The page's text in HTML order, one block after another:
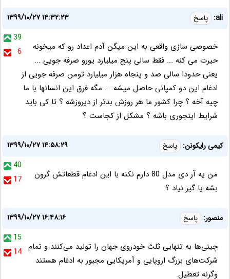
ali: پاسخ
۱۳۹۹/۱۰/۲۷ ۱۴:۳۲:۲۳
39
6
خصوصی سازی واقعی به این میگن آدم اعداد رو که میخونه
حیرت می کنه ... فقط سالی پنج میلیارد یورو صرفه جویی ...
یعنی حدودا سالی صد و پنجاه هزار میلیارد تومن صرفه جویی از
ادغام این دو کمپانی حاصل میشه ... مگه فرق این انسانها با ما
چیه آخه ؟ چرا کشور ما هر روزش بدتر از دیروزشه ؟ تا کی باید
شرایط اینجوری باشه ؟ مشکل از کجاست ؟
کیمی رایکونن: پاسخ
۱۳۹۹/۱۰/۲۷ ۱۴:۵۸:۲۹
40
17
من یه آر دی مدل 80 دارم نکنه با این ادغام قطعاتش گرون
بشه یا گیر نیاد ؟
منصور: پاسخ
۱۳۹۹/۱۰/۲۷ ۱۶:۴۸:۱۶
15
14 چینی‌ها به تنهایی ثلث خودروی جهان را تولید می‌کنند و تمام
شرکت‌های بزرگ اروپایی و آمریکایی مجبور به ادغام هستند
وگرنه تعطیل.